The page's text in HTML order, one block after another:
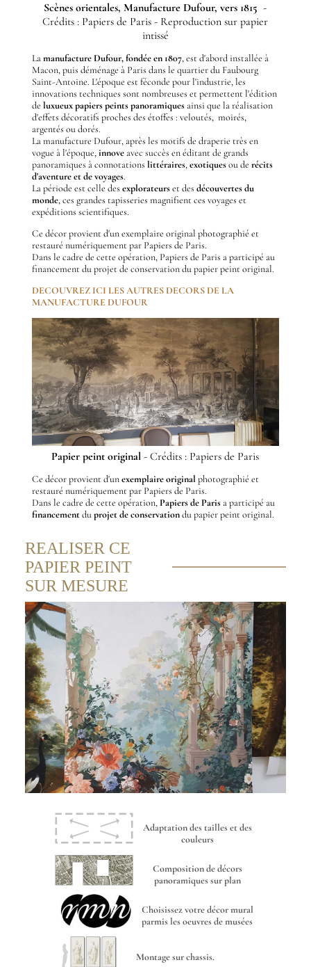
Scènes orientales, Manufacture Dufour, vers 1815 -
Crédits : Papiers de Paris - Reproduction sur papier
intissé
Lamanufacture Dufour, fondée en 1807, est d'abord installée à
Macon, puis déménage à Paris dans le quartier du Faubourg
Saint-Antoine. L'époque est féconde pour l'industrie, les
innovations techniques sont nombreuses et permettent l'édition
de luxueux papiers peints panoramiquesainsi que la réalisation
d'effets décoratifs proches des étoffes : veloutés, moirés,
argentés ou dorés.
La manufacture Dufour, après les motifs de draperie très en
vogue à l'époque,innoveavec succès en éditant de grands
panoramiques à connotations littéraires,exotiquesou de récits
d'aventure et de voyages.
La période est celle des explorateurset des découvertes du
monde, ces grandes tapisseries magnifient ces voyages et
expéditions scientifiques.
Ce décor provient d'un exemplaire original photographié et
restauré numériquement par Papiers de Paris.
Dans le cadre de cette opération, Papiers de Paris a participé au
financement du projet de conservation du papier peint original.
DECOUVREZ ICI LES AUTRES DECORS DE LA
MANUFACTURE DUFOUR
Papier peint original - Crédits : Papiers de Paris
Ce décor provient d'unexemplaire original photographié et
restauré numériquement par Papiers de Paris.
Dans le cadre de cette opération,Papiers de Parisa participé au
financementduprojet de conservationdu papier peint original.
REALISER CE
PAPIER PEINT
SUR MESURE
Adaptation des tailles et des
couleurs
Composition de décors
panoramiques sur plan
Choisissez votre décor mural
parmis les oeuvres de musées
Montage sur chassis.